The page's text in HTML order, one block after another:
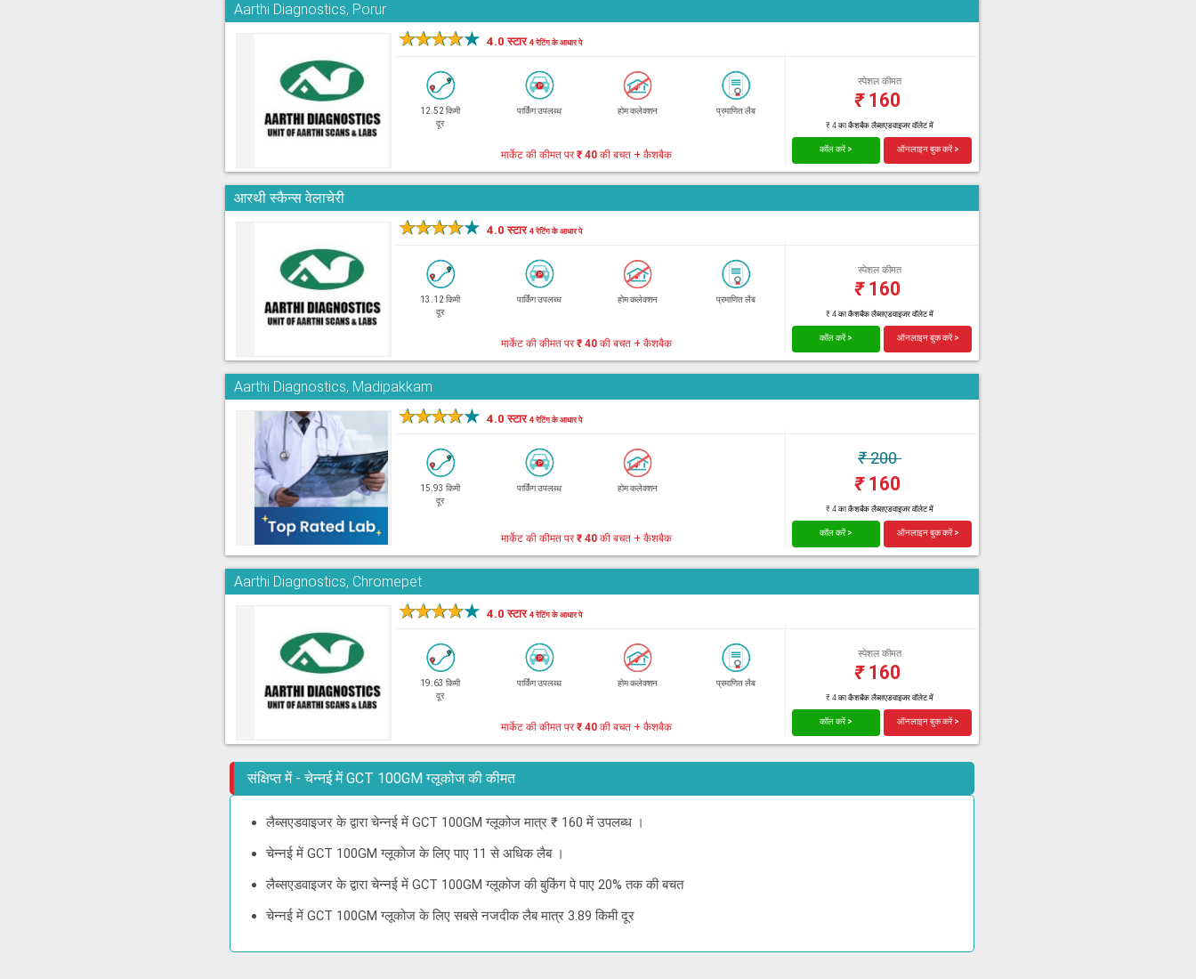
Aarthi Diagnostics, Porur
★★★★★ 4.0 स्टार4 रेटिंग के आधार पे
12.52 किमी
दूर
पार्किंग उपलब्ध होम कलेक्शन प्रमाणित लैब
स्पेशल कीमत
₹160
₹ 4 का कैशबैक लैब्सएडवाइजर वॉलेट में
मार्केट की कीमत पर₹ 40की बचत + कैशबैक कॉल करें > ऑनलाइन बुक करें >
आरथी स्कैन्स वेलाचेरी
★★★★★ 4.0 स्टार4 रेटिंग के आधार पे
13.12 किमी
दूर
पार्किंग उपलब्ध होम कलेक्शन प्रमाणित लैब
स्पेशल कीमत
₹160
₹ 4 का कैशबैक लैब्सएडवाइजर वॉलेट में
मार्केट की कीमत पर₹ 40की बचत + कैशबैक कॉल करें > ऑनलाइन बुक करें >
Aarthi Diagnostics, Madipakkam
★★★★★ 4.0 स्टार4 रेटिंग के आधार पे
15.93 किमी
दूर
पार्किंग उपलब्ध होम कलेक्शन
₹200
₹160
₹ 4 का कैशबैक लैब्सएडवाइजर वॉलेट में
मार्केट की कीमत पर₹ 40की बचत + कैशबैक कॉल करें > ऑनलाइन बुक करें >
Aarthi Diagnostics, Chromepet
★★★★★ 4.0 स्टार4 रेटिंग के आधार पे
19.63 किमी
दूर
पार्किंग उपलब्ध होम कलेक्शन प्रमाणित लैब
स्पेशल कीमत
₹160
₹ 4 का कैशबैक लैब्सएडवाइजर वॉलेट में
मार्केट की कीमत पर₹ 40की बचत + कैशबैक कॉल करें > ऑनलाइन बुक करें >
संक्षिप्त में - चेन्नई में GCT 100GM ग्लूकोज की कीमत
लैब्सएडवाइजर के द्वारा चेन्नई में GCT 100GM ग्लूकोज मात्र ₹ 160 में उपलब्ध ।
चेन्नई में GCT 100GM ग्लूकोज के लिए पाए 11 से अधिक लैब ।
लैब्सएडवाइजर के द्वारा चेन्नई में GCT 100GM ग्लूकोज की बुकिंग पे पाए 20% तक की बचत
चेन्नई में GCT 100GM ग्लूकोज के लिए सबसे नजदीक लैब मात्र 3.89 किमी दूर